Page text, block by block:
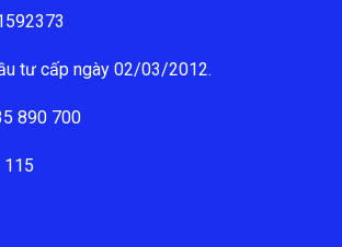
tư cấp ngày 02/03/2012.
890 700
115